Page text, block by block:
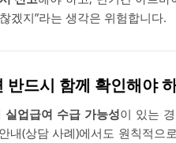
겠지”라는 생각은 위험합니다.
드시 함께 확인해야
실업급여 수급 가능성이 있는
내(상담 사례)에서도 원칙적으